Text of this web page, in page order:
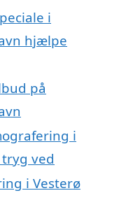
i
hjælpe
på
i
ved
i Vesterø